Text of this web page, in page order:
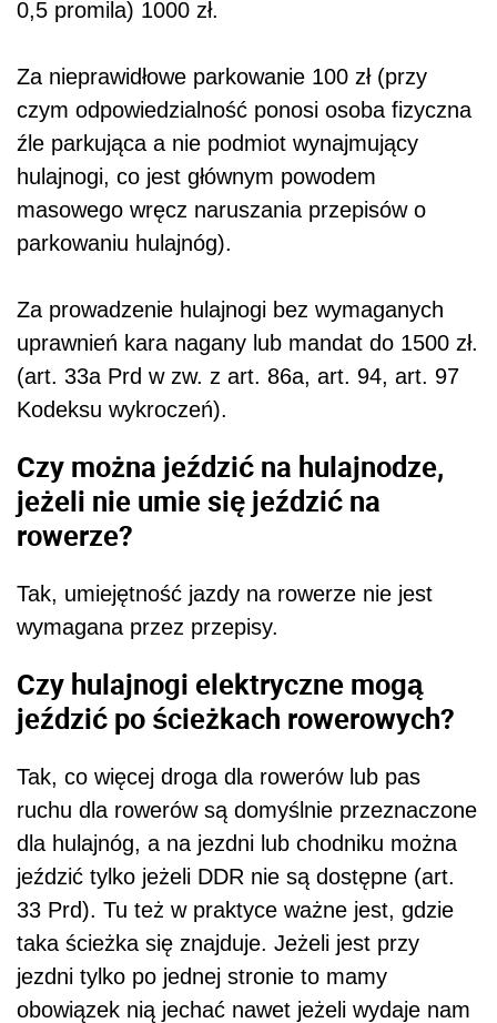
0,5 promila) 1000 zł.
Za nieprawidłowe parkowanie 100 zł (przy
czym odpowiedzialność ponosi osoba fizyczna
źle parkująca a nie podmiot wynajmujący
hulajnogi, co jest głównym powodem
masowego wręcz naruszania przepisów o
parkowaniu hulajnóg).
Za prowadzenie hulajnogi bez wymaganych
uprawnień kara nagany lub mandat do 1500 zł.
(art. 33a Prd w zw. z art. 86a, art. 94, art. 97
Kodeksu wykroczeń).
Czy można jeździć na hulajnodze,
jeżeli nie umie się jeździć na
rowerze?
Tak, umiejętność jazdy na rowerze nie jest
wymagana przez przepisy.
Czy hulajnogi elektryczne mogą
jeździć po ścieżkach rowerowych?
Tak, co więcej droga dla rowerów lub pas
ruchu dla rowerów są domyślnie przeznaczone
dla hulajnóg, a na jezdni lub chodniku można
jeździć tylko jeżeli DDR nie są dostępne (art.
33 Prd). Tu też w praktyce ważne jest, gdzie
taka ścieżka się znajduje. Jeżeli jest przy
jezdni tylko po jednej stronie to mamy
obowiązek nią jechać nawet jeżeli wydaje nam